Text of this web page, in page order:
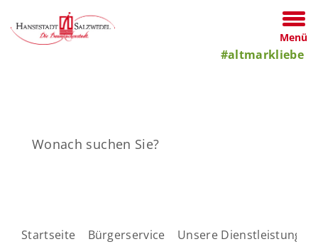
Menü
#altmarkliebe
Startseite Bürgerservice Unsere Dienstleistungen